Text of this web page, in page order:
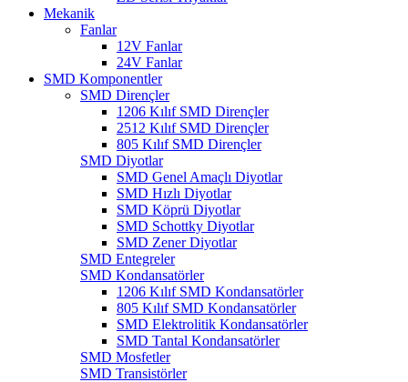
Mekanik
Fanlar
12V Fanlar
24V Fanlar
SMD Komponentler
SMD Dirençler
1206 Kılıf SMD Dirençler
2512 Kılıf SMD Dirençler
805 Kılıf SMD Dirençler
SMD Diyotlar
SMD Genel Amaçlı Diyotlar
SMD Hızlı Diyotlar
SMD Köprü Diyotlar
SMD Schottky Diyotlar
SMD Zener Diyotlar
SMD Entegreler
SMD Kondansatörler
1206 Kılıf SMD Kondansatörler
805 Kılıf SMD Kondansatörler
SMD Elektrolitik Kondansatörler
SMD Tantal Kondansatörler
SMD Mosfetler
SMD Transistörler